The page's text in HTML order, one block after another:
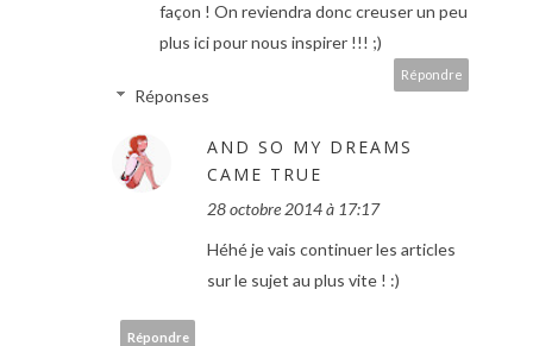
façon ! On reviendra donc creuser un peu
plus ici pour nous inspirer !!! ;)
Répondre
Réponses
AND SO MY DREAMS
CAME TRUE
28 octobre 2014 à 17:17
Héhé je vais continuer les articles
sur le sujet au plus vite ! :)
Répondre